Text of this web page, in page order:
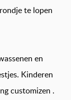
te lopen
en
Kinderen
customizen .